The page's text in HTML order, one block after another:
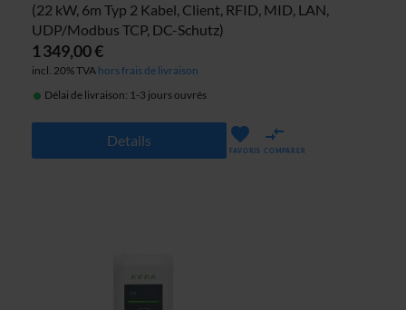
(22 kW, 6m Typ 2 Kabel, Client, RFID, MID, LAN,
UDP/Modbus TCP, DC-Schutz)
1 349,00 €
incl. 20% TVA hors frais de livraison
Délai de livraison: 1-3 jours ouvrés
Details
FAVORIS COMPARER